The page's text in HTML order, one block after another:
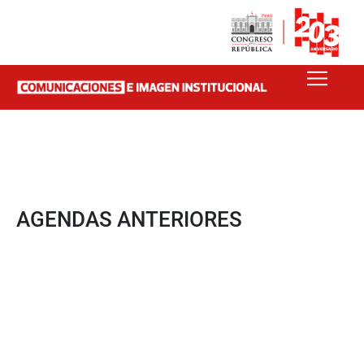
AGENDAS ANTERIORES